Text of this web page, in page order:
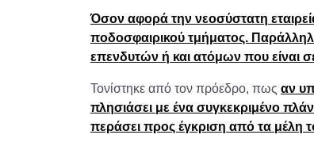
Όσον αφορά την νεοσύστατη
ποδοσφαιρικού τμήματος.
επενδυτών ή και ατόμων που είναι
Τονίστηκε από τον πρόεδρο, πως αν
πλησιάσει με ένα συγκεκριμένο
περάσει προς έγκριση από τα μέλη